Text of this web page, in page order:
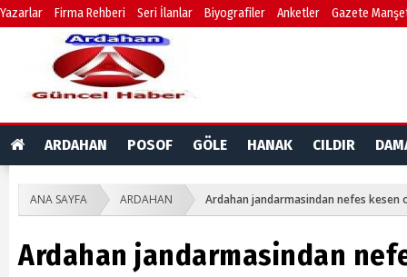
Yazarlar Firma Rehberi Seri İlanlar Biyografiler Anketler Gazete
ARDAHAN POSOF GÖLE HANAK CILDIR
ANA SAYFA ARDAHAN Ardahan jandarmasindan nefes kesen
Ardahan jandarmasindan